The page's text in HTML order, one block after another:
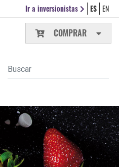
Ir a inversionistas ES EN
COMPRAR